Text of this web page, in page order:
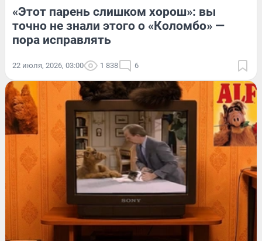
«Этот парень слишком хорош»: вы
точно не знали этого о «Коломбо» —
пора исправлять
22 июля, 2026, 03:00 1 838 6